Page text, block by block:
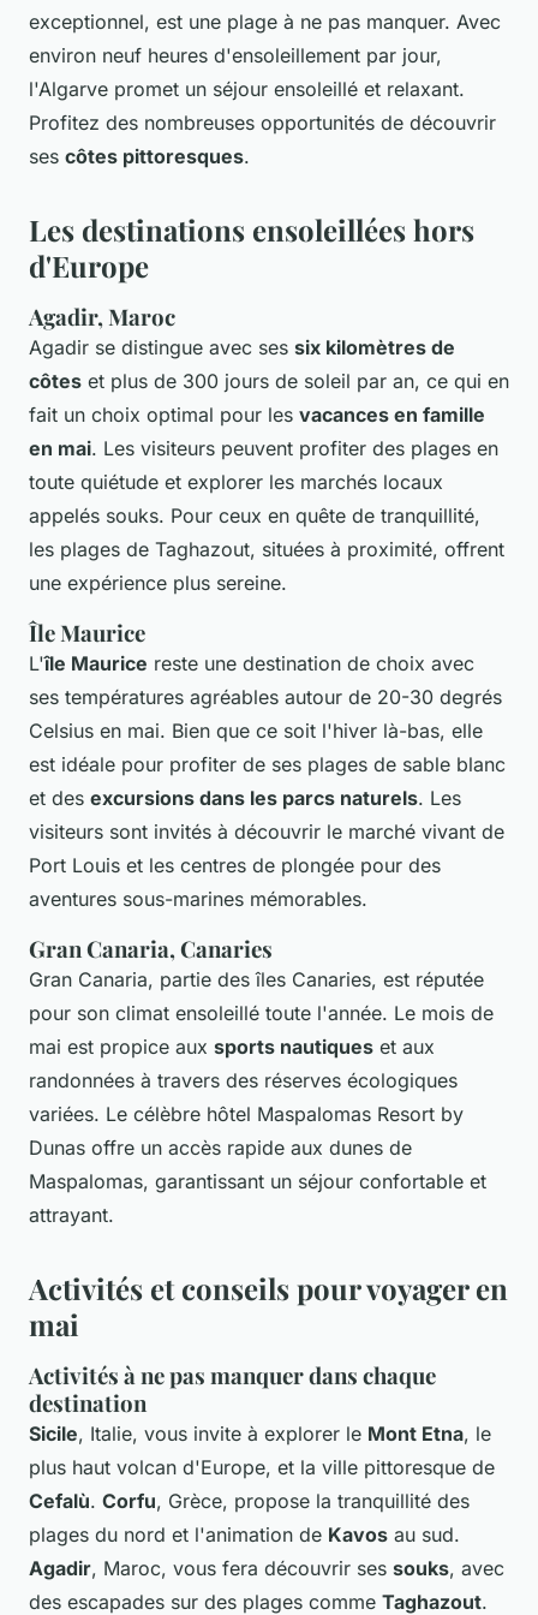
exceptionnel, est une plage à ne pas manquer. Avec
environ neuf heures d'ensoleillement par jour,
l'Algarve promet un séjour ensoleillé et relaxant.
Profitez des nombreuses opportunités de découvrir
ses côtes pittoresques.
Les destinations ensoleillées hors
d'Europe
Agadir, Maroc
Agadir se distingue avec ses six kilomètres de
côtes et plus de 300 jours de soleil par an, ce qui en
fait un choix optimal pour les vacances en famille
en mai. Les visiteurs peuvent profiter des plages en
toute quiétude et explorer les marchés locaux
appelés souks. Pour ceux en quête de tranquillité,
les plages de Taghazout, situées à proximité, offrent
une expérience plus sereine.
Île Maurice
L'île Maurice reste une destination de choix avec
ses températures agréables autour de 20-30 degrés
Celsius en mai. Bien que ce soit l'hiver là-bas, elle
est idéale pour profiter de ses plages de sable blanc
et des excursions dans les parcs naturels. Les
visiteurs sont invités à découvrir le marché vivant de
Port Louis et les centres de plongée pour des
aventures sous-marines mémorables.
Gran Canaria, Canaries
Gran Canaria, partie des îles Canaries, est réputée
pour son climat ensoleillé toute l'année. Le mois de
mai est propice aux sports nautiques et aux
randonnées à travers des réserves écologiques
variées. Le célèbre hôtel Maspalomas Resort by
Dunas offre un accès rapide aux dunes de
Maspalomas, garantissant un séjour confortable et
attrayant.
Activités et conseils pour voyager en
mai
Activités à ne pas manquer dans chaque
destination
Sicile, Italie, vous invite à explorer le Mont Etna, le
plus haut volcan d'Europe, et la ville pittoresque de
Cefalù. Corfu, Grèce, propose la tranquillité des
plages du nord et l'animation de Kavos au sud.
Agadir, Maroc, vous fera découvrir ses souks, avec
des escapades sur des plages comme Taghazout.